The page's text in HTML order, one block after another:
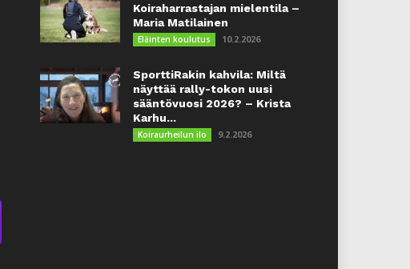
Koiraharrastajan mielentila –
Maria Matilainen
Eläinten koulutus 10.2.2026
SporttiRakin kahvila: Miltä
näyttää rally-tokon uusi
sääntövuosi 2026? – Krista
Karhu...
Koiraurheilun ilo 9.2.2026